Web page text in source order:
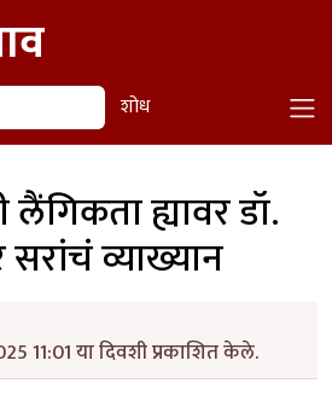
शोध
लैंगिकता ह्यावर डॉ.
व्याख्यान
11:01 या दिवशी प्रकाशित केले.